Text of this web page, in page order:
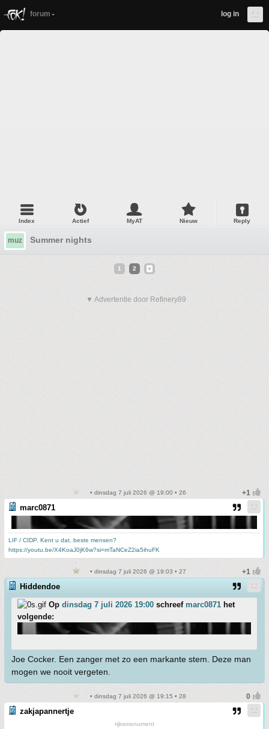
forum log in
Index Actief MyAT Nieuw Reply
muz Summer nights
1 2
▼ Advertentie door Refinery89
• dinsdag 7 juli 2026 @ 19:00 • 26
marc0871
LIF / CIDP. Kent u dat, beste mensen?
https://youtu.be/X4KoaJ0jK6w?si=mTaNCeZ2ia5ihuFK
• dinsdag 7 juli 2026 @ 19:03 • 27
Hiddendoe
Op dinsdag 7 juli 2026 19:00 schreef marc0871 het
volgende:
Joe Cocker. Een zanger met zo een markante stem. Deze man
mogen we nooit vergeten.
• dinsdag 7 juli 2026 @ 19:15 • 28
zakjapannertje
rijksmonument